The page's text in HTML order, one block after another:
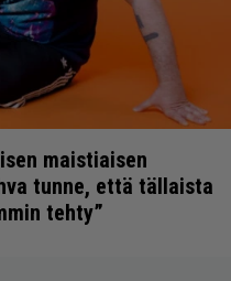
maistiaisen
tunne, että tällaista
tehty”